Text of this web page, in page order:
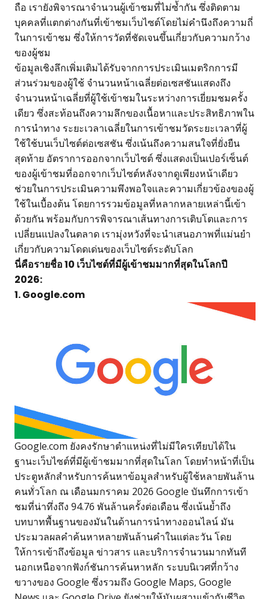
ถือ เรายังพิจารณาจำนวนผู้เข้าชมที่ไม่ซ้ำกัน ซึ่งติดตาม
บุคคลที่แตกต่างกันที่เข้าชมเว็บไซต์โดยไม่คำนึงถึงความถี่
ในการเข้าชม ซึ่งให้การวัดที่ชัดเจนขึ้นเกี่ยวกับความกว้าง
ของผู้ชม
ข้อมูลเชิงลึกเพิ่มเติมได้รับจากการประเมินเมตริกการมี
ส่วนร่วมของผู้ใช้ จำนวนหน้าเฉลี่ยต่อเซสชันแสดงถึง
จำนวนหน้าเฉลี่ยที่ผู้ใช้เข้าชมในระหว่างการเยี่ยมชมครั้ง
เดียว ซึ่งสะท้อนถึงความลึกของเนื้อหาและประสิทธิภาพใน
การนำทาง ระยะเวลาเฉลี่ยในการเข้าชมวัดระยะเวลาที่ผู้
ใช้ใช้บนเว็บไซต์ต่อเซสชัน ซึ่งเน้นถึงความสนใจที่ยั่งยืน
สุดท้าย อัตราการออกจากเว็บไซต์ ซึ่งแสดงเป็นเปอร์เซ็นต์
ของผู้เข้าชมที่ออกจากเว็บไซต์หลังจากดูเพียงหน้าเดียว
ช่วยในการประเมินความพึงพอใจและความเกี่ยวข้องของผู้
ใช้ในเบื้องต้น โดยการรวมข้อมูลที่หลากหลายเหล่านี้เข้า
ด้วยกัน พร้อมกับการพิจารณาเส้นทางการเติบโตและการ
เปลี่ยนแปลงในตลาด เรามุ่งหวังที่จะนำเสนอภาพที่แม่นยำ
เกี่ยวกับความโดดเด่นของเว็บไซต์ระดับโลก
นี่คือรายชื่อ 10 เว็บไซต์ที่มีผู้เข้าชมมากที่สุดในโลกปี
2026:
1. Google.com
Google.com ยังคงรักษาตำแหน่งที่ไม่มีใครเทียบได้ใน
ฐานะเว็บไซต์ที่มีผู้เข้าชมมากที่สุดในโลก โดยทำหน้าที่เป็น
ประตูหลักสำหรับการค้นหาข้อมูลสำหรับผู้ใช้หลายพันล้าน
คนทั่วโลก ณ เดือนมกราคม 2026 Google บันทึกการเข้า
ชมที่น่าทึ่งถึง 94.76 พันล้านครั้งต่อเดือน ซึ่งเน้นย้ำถึง
บทบาทพื้นฐานของมันในด้านการนำทางออนไลน์ มัน
ประมวลผลคำค้นหาหลายพันล้านคำในแต่ละวัน โดย
ให้การเข้าถึงข้อมูล ข่าวสาร และบริการจำนวนมากทันที
นอกเหนือจากฟังก์ชันการค้นหาหลัก ระบบนิเวศที่กว้าง
ขวางของ Google ซึ่งรวมถึง Google Maps, Google